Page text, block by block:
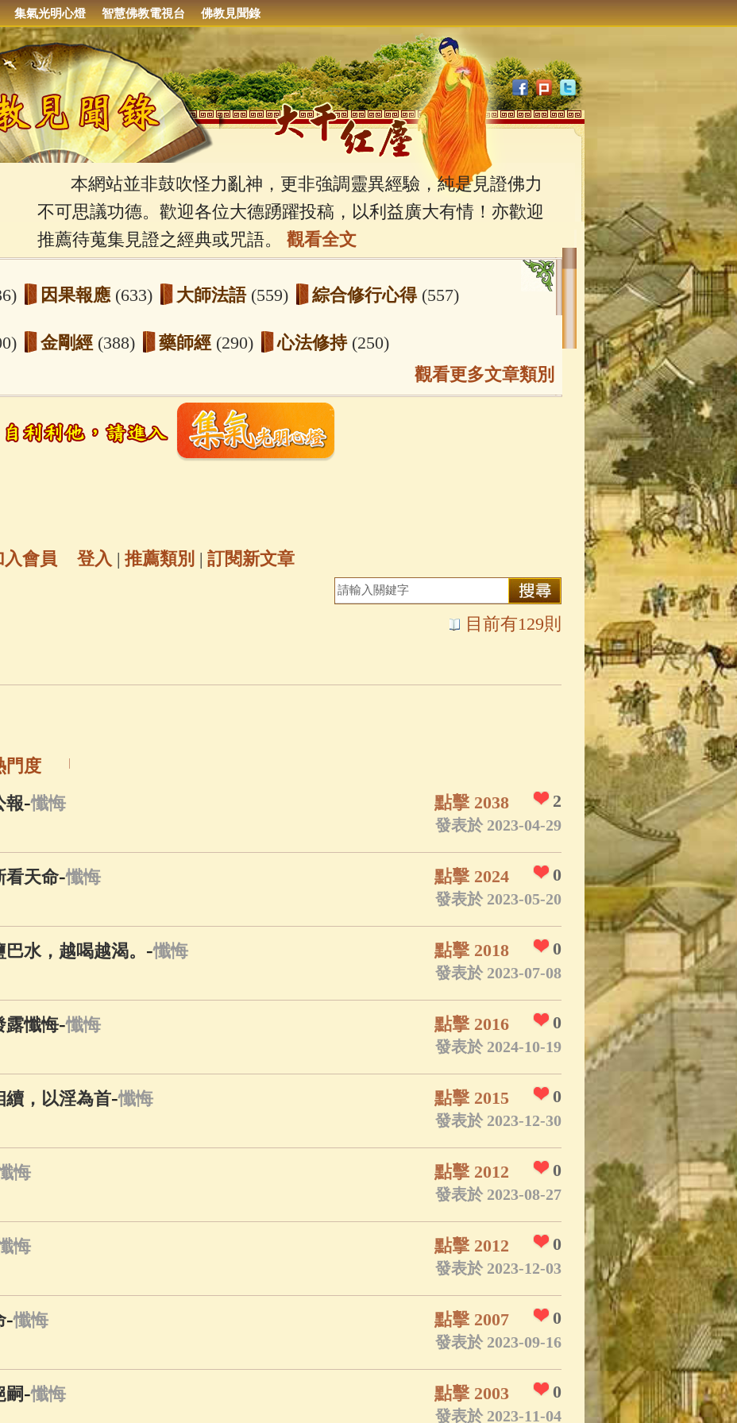
集氣光明心燈 智慧佛教電視台 佛教見聞錄
本網站並非鼓吹怪力亂神，更非強調靈異經驗，純是見證佛力
不可思議功德。歡迎各位大德踴躍投稿，以利益廣大有情！亦歡迎
推薦待蒐集見證之經典或咒語。 觀看全文
因果報應 (633) 大師法語 (559) 綜合修行心得 (557)
金剛經 (388) 藥師經 (290) 心法修持 (250)
地藏經(225) 臨終助念(190) 文殊菩薩(165)
(147) 聖救度佛母(綠度母)(144) 動物念佛往生
六字大明咒(81) 大悲咒(72)
三參
觀看更多文章類別
入會員 登入 | 推薦類別 | 訂閱新文章
目前有129則
門度
報-懺悔 2
點擊 2038
發表於 2023-04-29
看天命-懺悔 0
點擊 2024
發表於 2023-05-20
水，越喝越渴。 -懺悔 0
點擊 2018
發表於 2023-07-08
露懺悔-懺悔 0
點擊 2016
發表於 2024-10-19
續，以淫為首-懺悔 0
點擊 2015
發表於 2023-12-30
悔 0
點擊 2012
發表於 2023-08-27
悔 0
點擊 2012
發表於 2023-12-03
-懺悔 0
點擊 2007
發表於 2023-09-16
-懺悔 0
點擊 2003
發表於 2023-11-04